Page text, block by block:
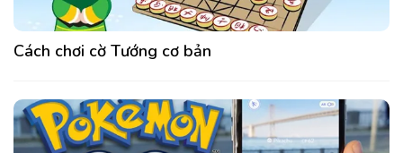
Cách chơi cờ Tướng cơ bản